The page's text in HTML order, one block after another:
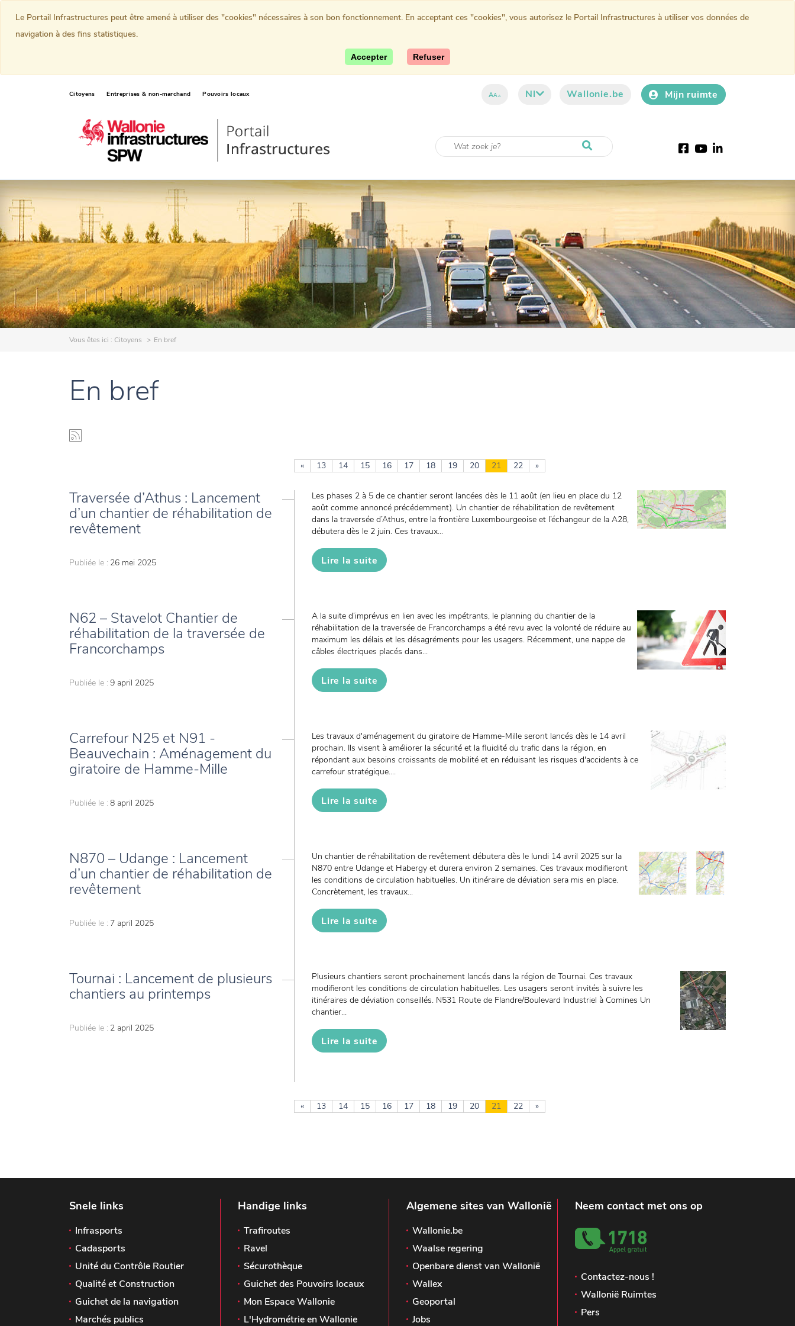
Citoyens Entreprises & non-marchand Pouvoirs locaux AAA Nl Wallonie.be Mijn ruimte
Facebook
YouTube
LinkedIn
Vous êtes ici : Citoyens En bref
En bref
« 13 14 15 16 17 18 19 20 21 22 »
Traversée d’Athus : Lancement
d’un chantier de réhabilitation de
revêtement
Publiée le : 26 mei 2025
Les phases 2 à 5 de ce chantier seront lancées dès le 11 août (en lieu en place du 12
août comme annoncé précédemment). Un chantier de réhabilitation de revêtement
dans la traversée d’Athus, entre la frontière Luxembourgeoise et l’échangeur de la A28,
débutera dès le 2 juin. Ces travaux...
Lire la suite
N62 – Stavelot Chantier de
réhabilitation de la traversée de
Francorchamps
Publiée le : 9 april 2025
A la suite d’imprévus en lien avec les impétrants, le planning du chantier de la
réhabilitation de la traversée de Francorchamps a été revu avec la volonté de réduire au
maximum les délais et les désagréments pour les usagers. Récemment, une nappe de
câbles électriques placés dans...
Lire la suite
Carrefour N25 et N91 -
Beauvechain : Aménagement du
giratoire de Hamme-Mille
Publiée le : 8 april 2025
Les travaux d'aménagement du giratoire de Hamme-Mille seront lancés dès le 14 avril
prochain. Ils visent à améliorer la sécurité et la fluidité du trafic dans la région, en
répondant aux besoins croissants de mobilité et en réduisant les risques d'accidents à ce
carrefour stratégique....
Lire la suite
N870 – Udange : Lancement
d’un chantier de réhabilitation de
revêtement
Publiée le : 7 april 2025
Un chantier de réhabilitation de revêtement débutera dès le lundi 14 avril 2025 sur la
N870 entre Udange et Habergy et durera environ 2 semaines. Ces travaux modifieront
les conditions de circulation habituelles. Un itinéraire de déviation sera mis en place.
Concrètement, les travaux...
Lire la suite
Tournai : Lancement de plusieurs
chantiers au printemps
Publiée le : 2 april 2025
Plusieurs chantiers seront prochainement lancés dans la région de Tournai. Ces travaux
modifieront les conditions de circulation habituelles. Les usagers seront invités à suivre les
itinéraires de déviation conseillés. N531 Route de Flandre/Boulevard Industriel à Comines Un
chantier...
Lire la suite
« 13 14 15 16 17 18 19 20 21 22 »
Snele links
Infrasports
Cadasports
Unité du Contrôle Routier
Qualité et Construction
Guichet de la navigation
Marchés publics
Handige links
Trafiroutes
Ravel
Sécurothèque
Guichet des Pouvoirs locaux
Mon Espace Wallonie
L'Hydrométrie en Wallonie
Algemene sites van Wallonië
Wallonie.be
Waalse regering
Openbare dienst van Wallonië
Wallex
Geoportal
Jobs
Neem contact met ons op
Contactez-nous !
Wallonië Ruimtes
Pers
Le Portail Infrastructures peut être amené à utiliser des "cookies" nécessaires à son bon fonctionnement. En acceptant ces "cookies", vous autorisez le Portail Infrastructures à utiliser vos données de
navigation à des fins statistiques.
Accepter Refuser